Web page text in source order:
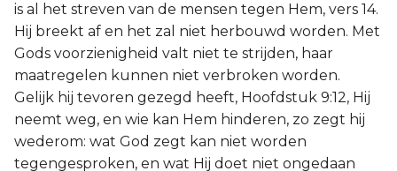
is al het streven van de mensen tegen Hem, vers 14.
Hij breekt af en het zal niet herbouwd worden. Met
Gods voorzienigheid valt niet te strijden, haar
maatregelen kunnen niet verbroken worden.
Gelijk hij tevoren gezegd heeft, Hoofdstuk 9:12, Hij
neemt weg, en wie kan Hem hinderen, zo zegt hij
wederom: wat God zegt kan niet worden
tegengesproken, en wat Hij doet niet ongedaan